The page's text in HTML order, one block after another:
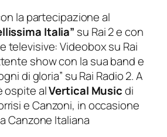
la partecipazione al
Italia” su Rai 2 e con
televisive:Videoboxsu Rai
showcon la sua band e
di gloria” su Rai Radio 2. A
ospite alVertical Musicdi
e Canzoni, in occasione
Canzone Italiana